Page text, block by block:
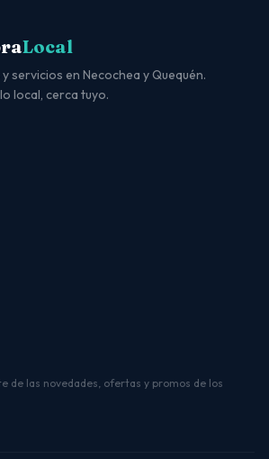
Local
servicios en Necochea y Quequén.
local, cerca tuyo.
de las novedades, ofertas y promos de los